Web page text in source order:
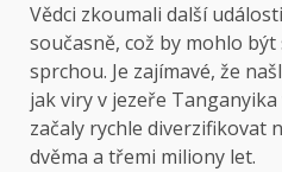
Vědci zkoumali další
současně, což by mohlo
sprchou. Je zajímavé, že
jak viry v jezeře
začaly rychle diverzifikovat
dvěma a třemi miliony let.